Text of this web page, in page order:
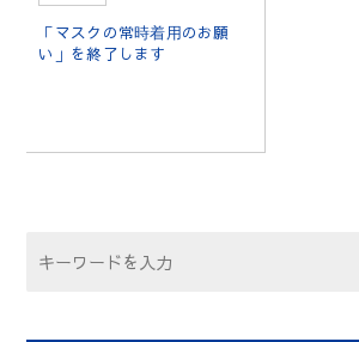
「マスクの常時着用のお願
い」を終了します